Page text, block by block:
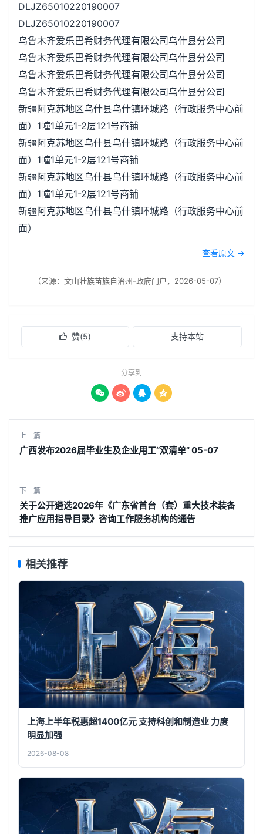
DLJZ65010220190007
DLJZ65010220190007
乌鲁木齐爱乐巴希财务代理有限公司乌什县分公司
乌鲁木齐爱乐巴希财务代理有限公司乌什县分公司
乌鲁木齐爱乐巴希财务代理有限公司乌什县分公司
乌鲁木齐爱乐巴希财务代理有限公司乌什县分公司
新疆阿克苏地区乌什县乌什镇环城路（行政服务中心前
面）1幢1单元1-2层121号商铺
新疆阿克苏地区乌什县乌什镇环城路（行政服务中心前
面）1幢1单元1-2层121号商铺
新疆阿克苏地区乌什县乌什镇环城路（行政服务中心前
面）1幢1单元1-2层121号商铺
新疆阿克苏地区乌什县乌什镇环城路（行政服务中心前
面）
查看原文 →
（来源：文山壮族苗族自治州-政府门户，2026-05-07）
 赞(5) 支持本站
分享到
   
上一篇
广西发布2026届毕业生及企业用工“双清单” 05-07
下一篇
关于公开遴选2026年《广东省首台（套）重大技术装备
推广应用指导目录》咨询工作服务机构的通告
相关推荐
上海上半年税惠超1400亿元 支持科创和制造业 力度
明显加强
2026-08-08